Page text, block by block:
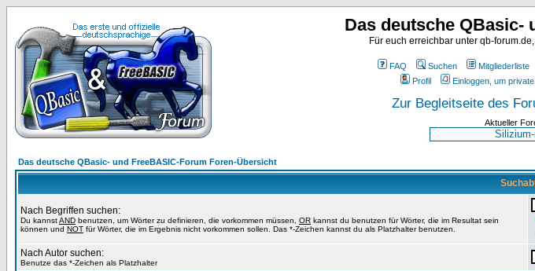
Das deutsche QBasic-
Für euch erreichbar unter qb-
FAQ Suchen Mitgliederliste
Profil
Einloggen, um
Zur Begleitseite des
Aktueller
Das deutsche QBasic- und FreeBASIC-Forum Foren-Übersicht
Nach Begriffen suchen:
Du kannstAND benutzen, um Wörter zu definieren, die vorkommen müssen, OR kannst du benutzen für Wörter, die im Resultat sein
können und NOT für Wörter, die im Ergebnis nicht vorkommen sollen. Das *-Zeichen kannst du als Platzhalter benutzen.
Nach Autor suchen:
Benutze das *-Zeichen als Platzhalter